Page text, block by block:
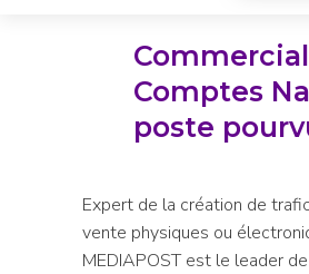
Comptes
poste
Expert de la création de
vente physiques ou
MEDIAPOST est le leader